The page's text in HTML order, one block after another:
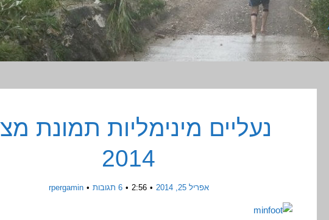
נעליים מינימליות תמונת
2014
אפריל 25, 2014 2:56 6 תגובות rpergamin